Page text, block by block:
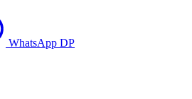
WhatsApp DP